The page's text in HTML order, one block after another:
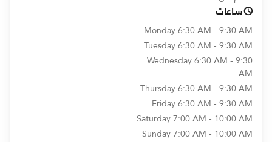
ساعات
Monday6:30 AM - 9:30 AM
Tuesday6:30 AM - 9:30 AM
Wednesday6:30 AM - 9:30
AM
Thursday6:30 AM - 9:30 AM
Friday6:30 AM - 9:30 AM
Saturday7:00 AM - 10:00 AM
Sunday7:00 AM - 10:00 AM